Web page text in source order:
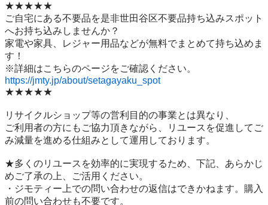
★★★★★
ご自宅にある不要品を是非世田谷区不要品持ち込みスポット
へお持ち込みしませんか？
家電や家具、レジャー用品などが無料でまとめて持ち込めま
す！
https://jmty.jp/about/setagayaku_spot
★★★★★
リサイクルショップ等の営利目的の事業とは異なり、
ご利用者の方にもご協力頂きながら、リユースを促進してご
み減量を進める仕組みとして運用しております。
★多くのリユースを効率的に実現するため、下記、あらかじ
めご了承の上、ご活用ください。
・ジモティー上での問い合わせの返信はできかねます。購入
前の問い合わせも不要です。